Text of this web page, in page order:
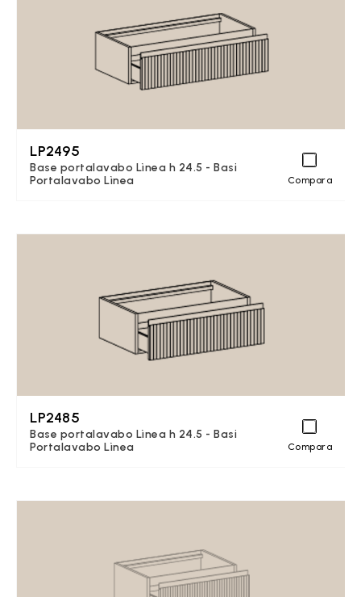
LP2495
Base portalavabo Lìnea h 24.5 - Basi
Portalavabo Lìnea
Compara
LP2485
Base portalavabo Lìnea h 24.5 - Basi
Portalavabo Lìnea
Compara